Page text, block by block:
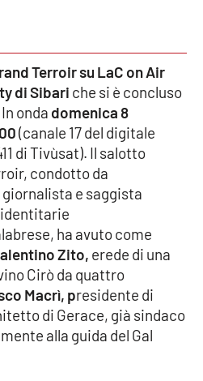
Terroir su LaC on Air
di Sibari che si è concluso
onda domenica 8
(canale 17 del digitale
di Tivùsat). Il salotto
condotto da
giornalista e saggista
ha avuto come
Zito, erede di una
Cirò da quattro
Macrì, presidente di
di Gerace, già sindaco
alla guida del Gal